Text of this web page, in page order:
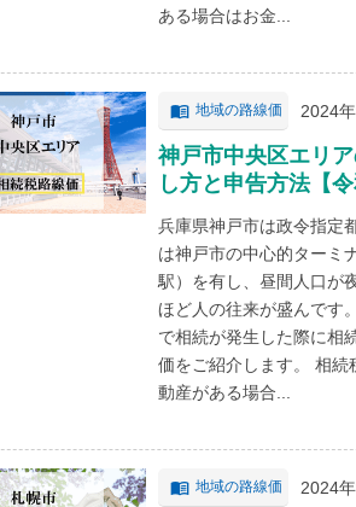
ある場合はお金...
地域の路線価 2024
神戸市中央区エリ
し方と申告方法【令
兵庫県神戸市は政令指定
は神戸市の中心的ターミ
駅）を有し、昼間人口が
ほど人の往来が盛んです
で相続が発生した際に相
価をご紹介します。 相続
動産がある場合...
地域の路線価 2024